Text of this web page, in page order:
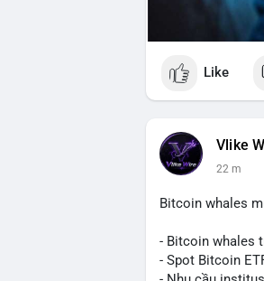
Like
Vlike
22 m
Bitcoin whales
- Bitcoin whales
- Spot Bitcoin